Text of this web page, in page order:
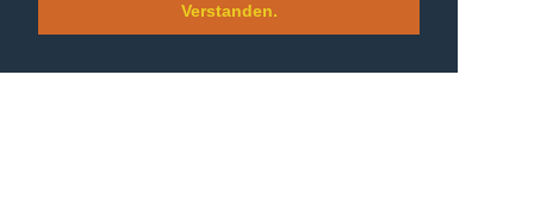
Verstanden.